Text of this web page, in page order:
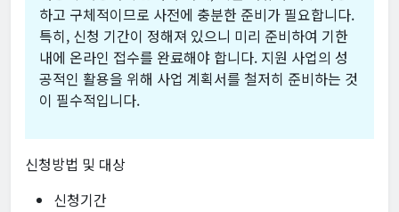
하고 구체적이므로 사전에 충분한 준비가 필요합니다.
특히, 신청 기간이 정해져 있으니 미리 준비하여 기한
내에 온라인 접수를 완료해야 합니다. 지원 사업의 성
공적인 활용을 위해 사업 계획서를 철저히 준비하는 것
이 필수적입니다.
신청방법 및 대상
신청기간